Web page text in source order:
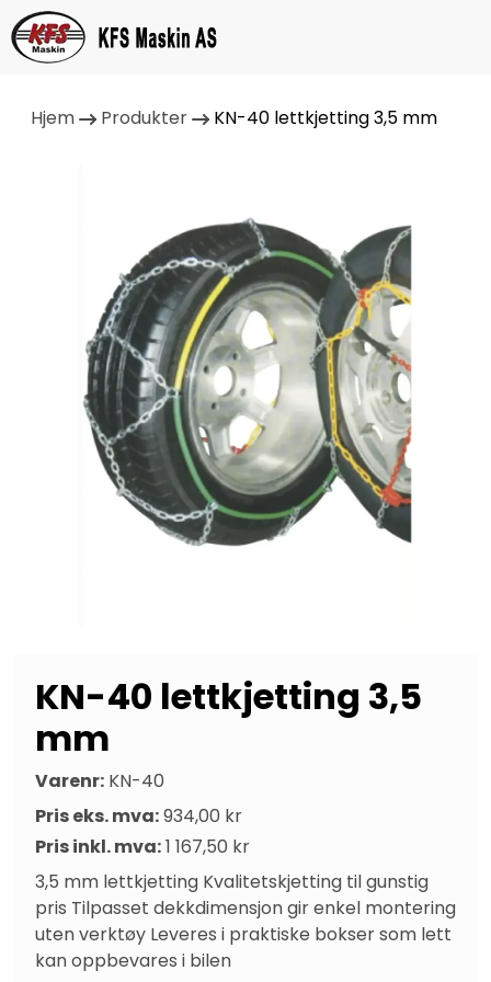
Hjem Produkter KN-40 lettkjetting 3,5 mm
KN-40 lettkjetting 3,5
mm
Varenr: KN-40
Pris eks. mva:934,00 kr
Pris inkl. mva:1 167,50 kr
3,5 mm lettkjetting Kvalitetskjetting til gunstig
pris Tilpasset dekkdimensjon gir enkel montering
uten verktøy Leveres i praktiske bokser som lett
kan oppbevares i bilen